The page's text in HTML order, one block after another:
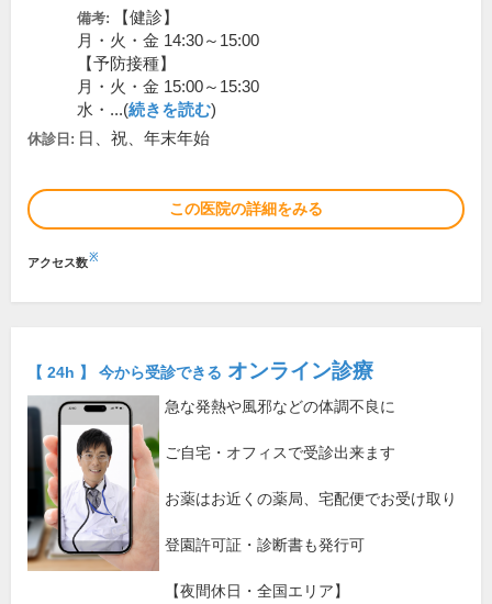
備考:
【健診】
月・火・金 14:30～15:00
【予防接種】
月・火・金 15:00～15:30
水・...(続きを読む)
休診日: 日、祝、年末年始
この医院の詳細をみる
アクセス数※
【 24h 】 今から受診できる オンライン診療
急な発熱や風邪などの体調不良に
ご自宅・オフィスで受診出来ます
お薬はお近くの薬局、宅配便でお受け取り
登園許可証・診断書も発行可
【夜間休日・全国エリア】